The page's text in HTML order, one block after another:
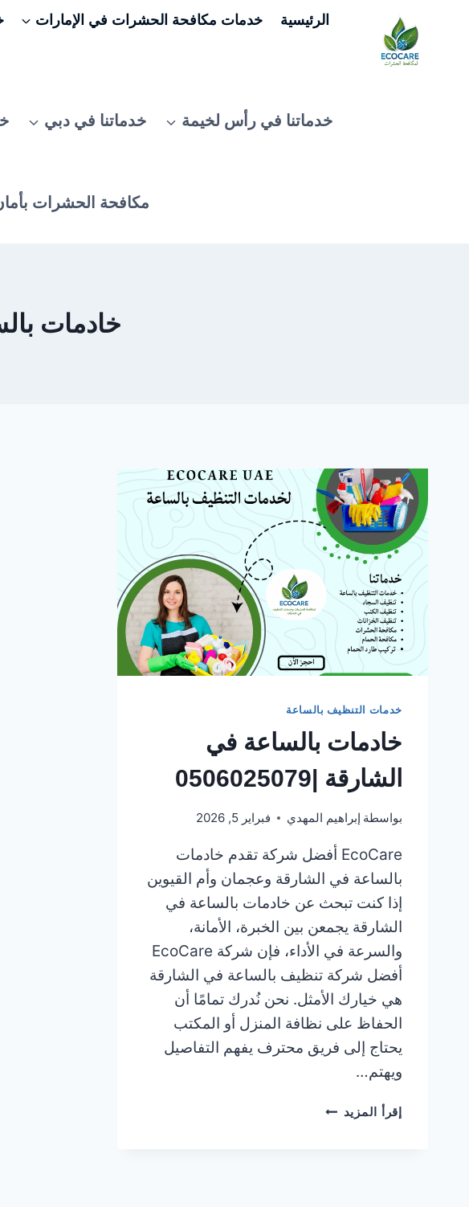
المحتوى
الرئيسية خدمات مكافحة الحشرات في الإمارات
خدماتنا في رأس لخيمة خدماتنا في دبي
مكافحة الحشرات
خادمات
خدمات التنظيف بالساعة
خادمات بالساعة في
الشارقة |0506025079
بواسطة إبراهيم المهدي فبراير 5, 2026
EcoCare أفضل شركة تقدم خادمات
بالساعة في الشارقة وعجمان وأم القيوين
إذا كنت تبحث عن خادمات بالساعة في
الشارقة يجمعن بين الخبرة، الأمانة،
والسرعة في الأداء، فإن شركة EcoCare
أفضل شركة تنظيف بالساعة في الشارقة
هي خيارك الأمثل. نحن نُدرك تمامًا أن
الحفاظ على نظافة المنزل أو المكتب
يحتاج إلى فريق محترف يفهم التفاصيل
ويهتم…
إقرأ المزيد خادمات